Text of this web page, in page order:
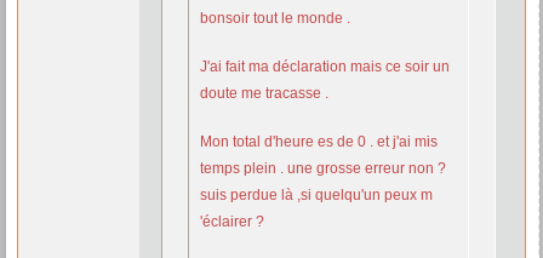
bonsoir tout le monde .
J'ai fait ma déclaration mais ce soir un
doute me tracasse .
Mon total d'heure es de 0 . et j'ai mis
temps plein . une grosse erreur non ?
suis perdue là ,si quelqu'un peux m
'éclairer ?